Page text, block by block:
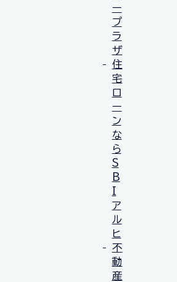
ー
プ
ラ
ザ
住
宅
ロ
ー
ン
な
ら
S
B
I
ア
ル
ヒ
不
動
産